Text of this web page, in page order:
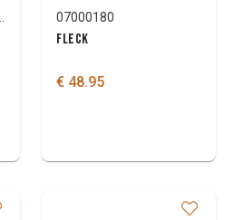
07000180
FLECK
€ 48.95